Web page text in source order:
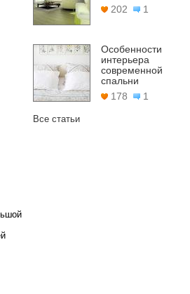
202
1
Особенности
интерьера
современной
спальни
178
1
Все статьи